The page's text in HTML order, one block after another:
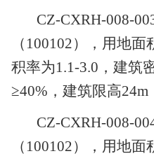
CZ-CXRH-008-0
（ 100102） ， 用地面
积率为1.1-3.0 ， 建筑
≥40% ，建筑限高24m
CZ-CXRH-008-0
（ 100102） ， 用地面